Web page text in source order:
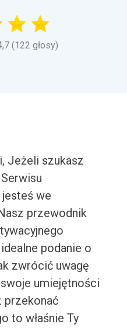
(122 głosy)
Jeżeli szukasz
we
przewodnik
podanie o
zwrócić uwagę
umiejętności
przekonać
to właśnie Ty